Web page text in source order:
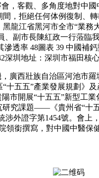
客觀、多角度地對中國
，拒絕任何体例復制、
龍江省黑河市全市“業
副市長陳紅政一行蒞臨
透率 48圖表 39 中國補
圳地址：深圳市福田核
西壯族自治區河池市
五五”產業發展規劃》
市開展“十五五”新型工
究課題——《貴州省“十
外證字第1454號。會
領銜撰寫，對中國中醫保